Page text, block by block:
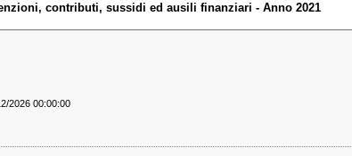
contributi, sussidi ed ausili finanziari - Anno 2021
2026 00:00:00